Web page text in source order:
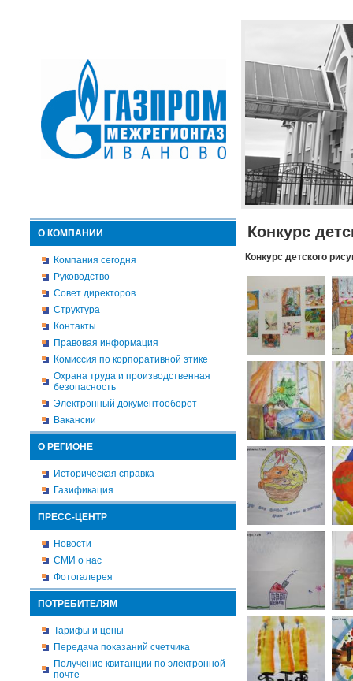
О КОМПАНИИ
Компания сегодня
Руководство
Совет директоров
Структура
Контакты
Правовая информация
Комиссия по корпоративной этике
Охрана труда и производственная
безопасность
Электронный документооборот
Вакансии
О РЕГИОНЕ
Историческая справка
Газификация
ПРЕСС-ЦЕНТР
Новости
СМИ о нас
Фотогалерея
ПОТРЕБИТЕЛЯМ
Тарифы и цены
Передача показаний счетчика
Получение квитанции по электронной
почте
Конкурс
Конкурс детского